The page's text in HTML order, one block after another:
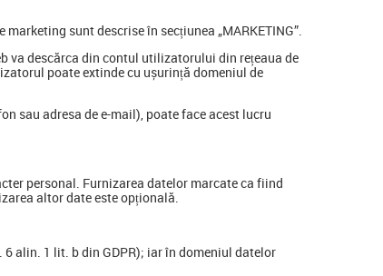
sunt descrise în secțiunea „MARKETING”.
va descărca din contul utilizatorului din rețeaua de
poate extinde cu ușurință domeniul de
sau adresa de e-mail), poate face acest lucru
personal. Furnizarea datelor marcate ca fiind
altor date este opțională.
alin. 1 lit. b din GDPR); iar în domeniul datelor